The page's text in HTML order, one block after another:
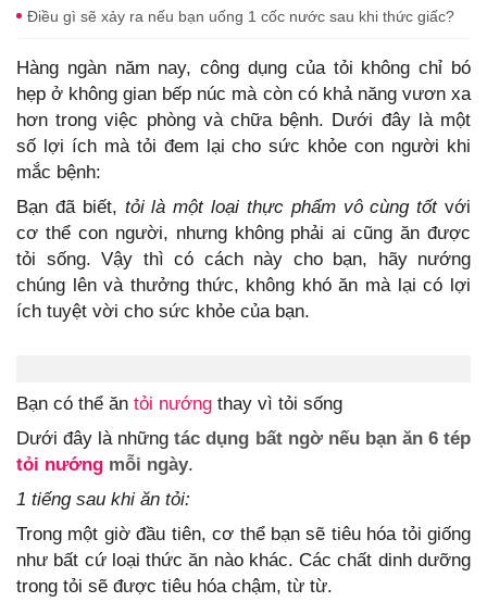
Điều gì sẽ xảy ra nếu bạn uống 1 cốc nước sau khi thức giấc?
Hàng ngàn năm nay, công dụng của tỏi không chỉ bó
hẹp ở không gian bếp núc mà còn có khả năng vươn xa
hơn trong việc phòng và chữa bệnh. Dưới đây là một
số lợi ích mà tỏi đem lại cho sức khỏe con người khi
mắc bệnh:
Bạn đã biết, tỏi là một loại thực phẩm vô cùng tốtvới
cơ thể con người, nhưng không phải ai cũng ăn được
tỏi sống. Vậy thì có cách này cho bạn, hãy nướng
chúng lên và thưởng thức, không khó ăn mà lại có lợi
ích tuyệt vời cho sức khỏe của bạn.
Bạn có thể ăn tỏi nướng thay vì tỏi sống
Dưới đây là nhữngtác dụng bất ngờ nếu bạn ăn 6 tép
tỏi nướng mỗi ngày.
1 tiếng sau khi ăn tỏi:
Trong một giờ đầu tiên, cơ thể bạn sẽ tiêu hóa tỏi giống
như bất cứ loại thức ăn nào khác. Các chất dinh dưỡng
trong tỏi sẽ được tiêu hóa chậm, từ từ.